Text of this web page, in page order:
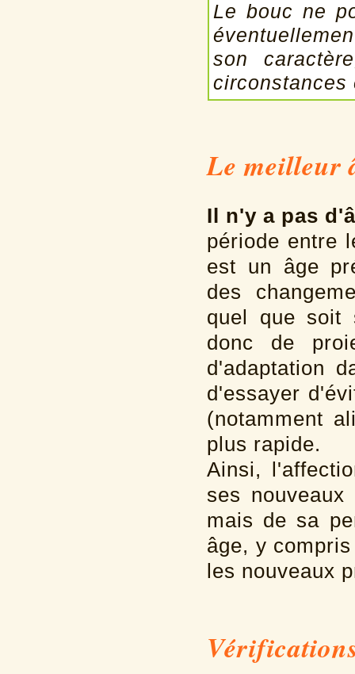
Le bouc ne
son
circonstances
Le meilleur
Il n'y a pas
période entre
est un âge
des
quel que soit
donc de
d'adaptation
d'essayer
(notamment
plus rapide.
Ainsi,
ses
mais de sa
âge, y
les nouveaux